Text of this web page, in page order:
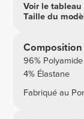
Voir le
Taille du
Composition
96% Polyamide
4% Élastane
Fabriqué au